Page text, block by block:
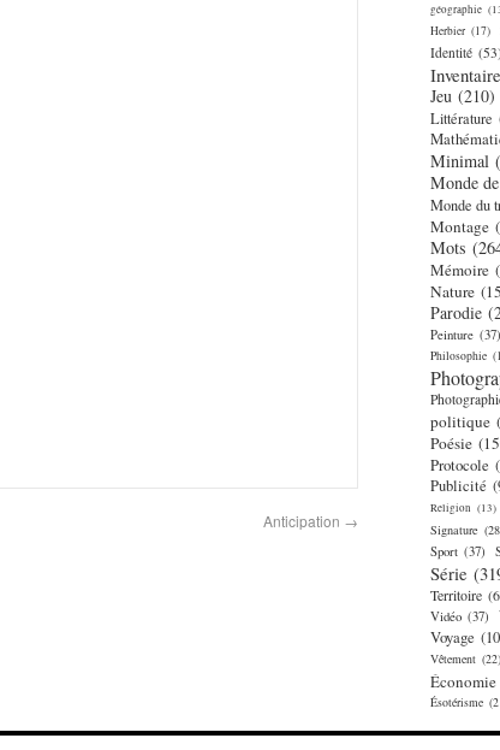
Anticipation →
géographie
Herbier (17)
Identité
Inventaire
Jeu (210)
Littérature
Minimal
Monde
Monde du
Montage
Mots
Mémoire
Nature
Parodie
Peinture (37)
Philosophie
politique
Poésie
Protocole
Publicité
Religion (13)
Signature
Sport (37)
Série
Territoire
Vidéo (37)
Voyage
Vêtement (22)
Économie
Ésotérisme